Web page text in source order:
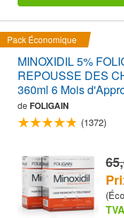
Pack Économique
MINOXIDIL 5%
REPOUSSE DES
360ml 6 Mois
de FOLIGAIN
(1372)